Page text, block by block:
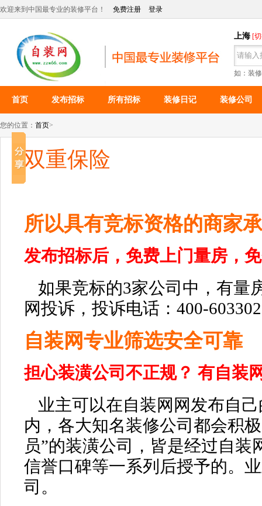
欢迎来到中国最专业的装修平台！ 免费注册 登录
上海 [
如：装
首页 发布招标 所有招标 装修日记 装修公司
您的位置： 首页>
双重保险
所以具有竞标资格的商家
发布招标后，免费上门量房，
如果竞标的3家公司中，有量
网投诉，投诉电话 ： 400-
自装网专业筛选安全可靠
担心装潢公司不正规？ 有自装
业主可以在自装网网发布自
内，各大知名装修公司都会积
员”的装潢公司 ， 皆是经过自装
信誉口碑等一系列后授予的。
司。